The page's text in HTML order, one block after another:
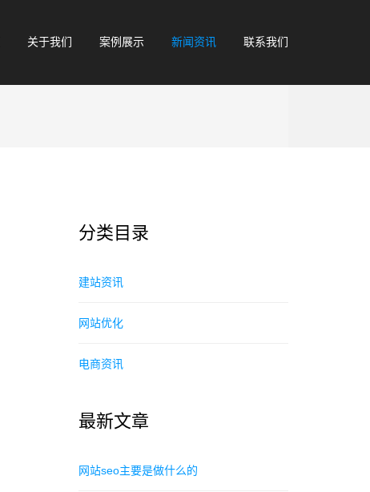
关于我们 案例展示 新闻资讯 联系我们
分类目录
建站资讯
网站优化
电商资讯
最新文章
网站seo主要是做什么的